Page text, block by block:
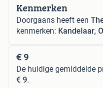
Kenmerken
Doorgaans heeft een
kenmerken: Kandelaar,
€ 9
De huidige gemiddelde
€ 9.